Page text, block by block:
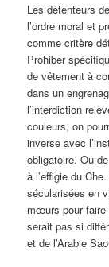
Les détenteurs
l’ordre moral et
comme critère
Prohiber
de vêtement à
dans un
l’interdiction
couleurs, on
inverse avec
obligatoire. Ou
à l’effigie du
sécularisées en
mœurs pour faire
serait pas si
et de l’Arabie